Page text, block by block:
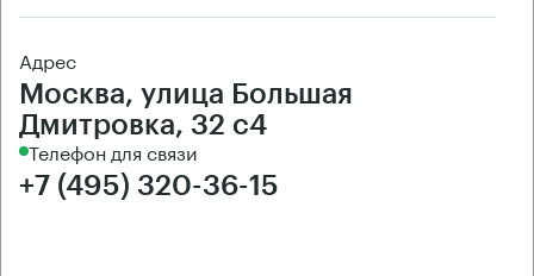
Адрес
Москва, улица Большая
Дмитровка, 32 с4
Телефон для связи
+7 (495) 320-36-15